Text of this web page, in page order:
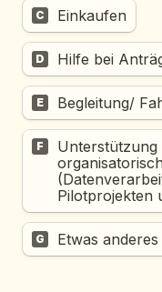
C Einkaufen
D Hilfe bei
E Begleitung/
F
Unterstützung
Pilotprojekten
G Etwas